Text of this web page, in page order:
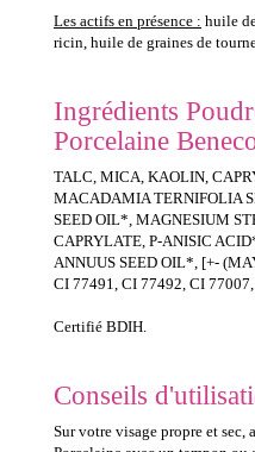
Les actifs en présence : huile
ricin, huile de graines de
Ingrédients
Porcelaine
TALC, MICA, KAOLIN,
MACADAMIA TERNIFOLIA
SEED OIL*, MAGNESIUM
CAPRYLATE, P-ANISIC
ANNUUS SEED OIL*, [+-
CI 77491, CI 77492, CI
Certifié BDIH.
Conseils
Sur votre visage propre et